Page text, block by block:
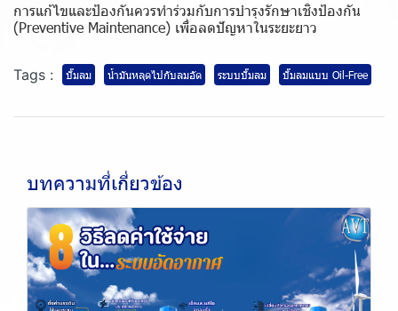
การแก้ไขและป้องกันควรทำร่วมกับการบำรุงรักษาเชิงป้องกัน
(Preventive Maintenance) เพื่อลดปัญหาในระยะยาว
Tags : ปั๊มลม น้ำมันหลุดไปกับลมอัด ระบบปั๊มลม ปั๊มลมแบบ Oil-Free
บทความที่เกี่ยวข้อง